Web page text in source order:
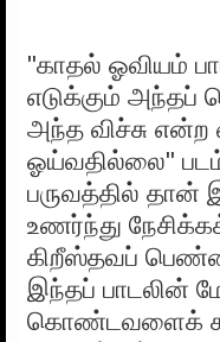
"காதல் ஓவியம்
எடுக்கும் அந்தப்
அந்த விச்சு
ஓய்வதில்லை"
பருவத்தில்
உணர்ந்து
கிறீஸ்தவப்
இந்தப் பாடலின்
கொண்டவளைக்